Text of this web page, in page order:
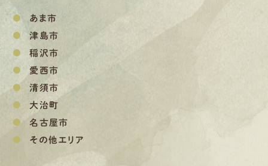
あま市
津島市
稲沢市
愛西市
清須市
大治町
名古屋市
その他エリア